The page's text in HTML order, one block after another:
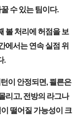
수 있는 팀이다.
볼 처리에 허점을 보
에서는 연속 실점 위
.
이 안정되면, 쾰른은
리고, 전방의 라그나
떨어질 가능성이 크